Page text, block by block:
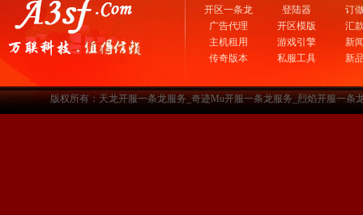
开区一条龙
广告代理
主机租用
传奇版本
登陆器
开区模版
游戏引擎
私服工具
订
汇
新
新
版权所有：天龙开服一条龙服务_奇迹Mu开服一条龙服务_烈焰开服一条